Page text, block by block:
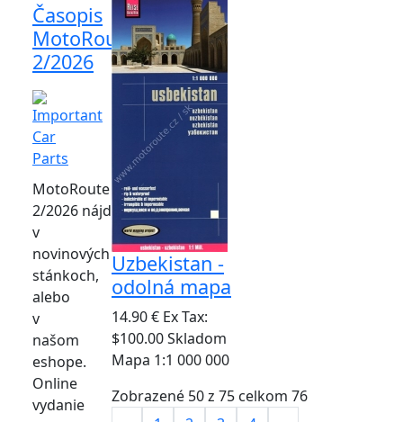
Časopis
MotoRoute
2/2026
MotoRoute
2/2026 nájdete
v
novinových
stánkoch,
alebo
v
našom
eshope.
Online
vydanie
Uzbekistan -
odolná mapa
14.90 € Ex Tax:
$100.00Skladom
Mapa 1:1 000 000
Zobrazené 50 z 75 celkom 76